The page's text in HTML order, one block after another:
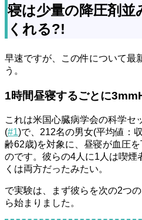
寝は少量の降圧剤並
くれる?!
早速ですが、この件について最
う。
1時間昼寝するごとに
これは米国心臓病学会の科学セ
(#1)で、212名の男女(平均値：
齢62歳)を対象に、昼寝が血圧
のです。彼らの4人に1人は喫煙
くは両方だったみたい。
で実験は、まず彼らを次の2つ
ら始まりました。